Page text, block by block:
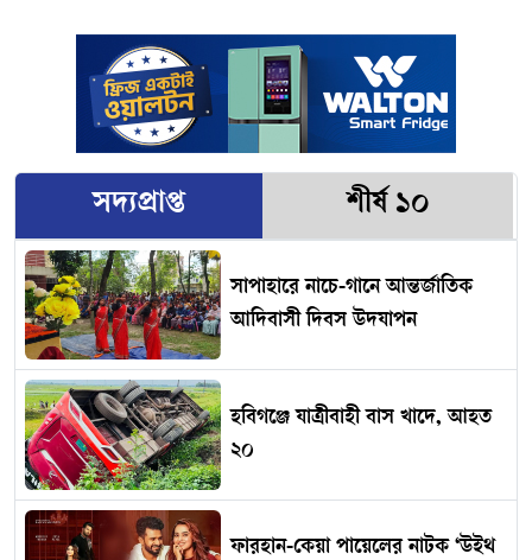
সদ্যপ্রাপ্ত শীর্ষ ১০
সাপাহারে নাচে-গানে আন্তর্জাতিক
আদিবাসী দিবস উদযাপন
হবিগঞ্জে যাত্রীবাহী বাস খাদে, আহত
২০
ফারহান-কেয়া পায়েলের নাটক ‘উইথ